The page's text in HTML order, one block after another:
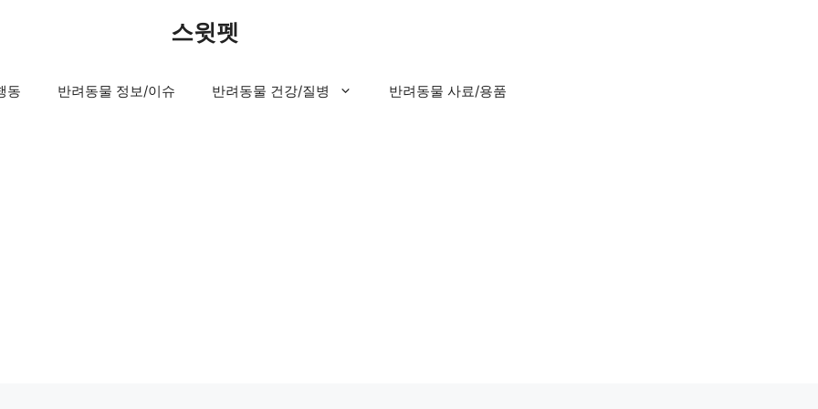
스윗펫
동 반려동물 정보/이슈 반려동물 건강/질병 반려동물 사료/용품